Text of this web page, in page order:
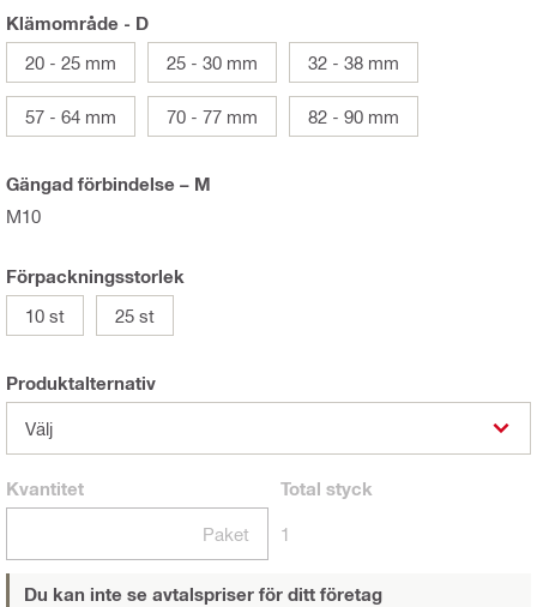
Klämområde - D
20 - 25 mm
25 - 30 mm 32 - 38 mm
57 - 64 mm 70 - 77 mm 82 - 90 mm
Gängad förbindelse – M
M10
Förpackningsstorlek
10 st
25 st
Produktalternativ
Välj
Kvantitet
Paket
Total styck
1
Du kan inte se avtalspriser för ditt företag